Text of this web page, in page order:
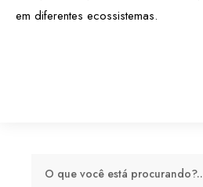
em diferentes ecossistemas.